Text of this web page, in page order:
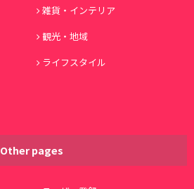
雑貨・インテリア
観光・地域
ライフスタイル
Other pages